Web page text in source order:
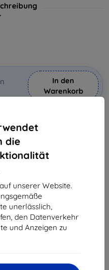
die
unserer Website.
unerlässlich,
den Datenverkehr
und Anzeigen zu
In den
Warenkorb
Smartphones